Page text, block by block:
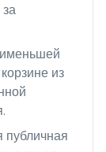
из
публичная